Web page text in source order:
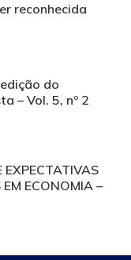
reconhecida
do
– Vol. 5, nº 2
EXPECTATIVAS
ECONOMIA –